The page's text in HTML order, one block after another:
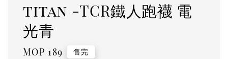
titan -TCR鐵人跑襪 電
光青
Regular
MOP 189 售完